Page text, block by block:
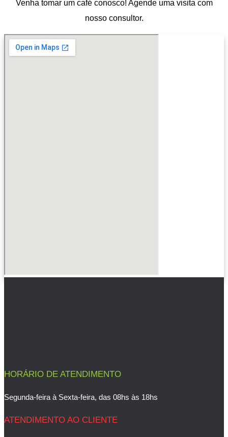
Venha tomar um café conosco! Agende uma visita com
nosso consultor.
HORÁRIO DE ATENDIMENTO
Segunda-feira à Sexta-feira, das 08hs às 18hs
ATENDIMENTO AO CLIENTE